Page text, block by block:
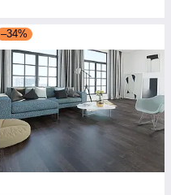
–34%